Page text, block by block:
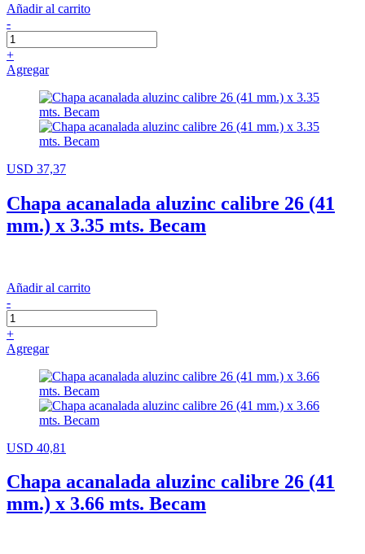
Añadir al carrito
-
+
Agregar
USD 37,37
Chapa acanalada aluzinc calibre 26 (41
mm.) x 3.35 mts. Becam
Añadir al carrito
-
+
Agregar
USD 40,81
Chapa acanalada aluzinc calibre 26 (41
mm.) x 3.66 mts. Becam